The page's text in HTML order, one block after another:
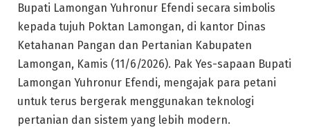
Bupati Lamongan Yuhronur Efendi secara simbolis
kepada tujuh Poktan Lamongan, di kantor Dinas
Ketahanan Pangan dan Pertanian Kabupaten
Lamongan, Kamis (11/6/2026). Pak Yes-sapaan Bupati
Lamongan Yuhronur Efendi, mengajak para petani
untuk terus bergerak menggunakan teknologi
pertanian dan sistem yang lebih modern.